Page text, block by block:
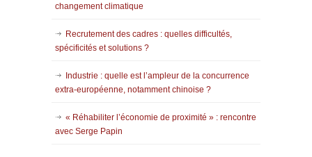
changement climatique
Recrutement des cadres : quelles difficultés,
spécificités et solutions ?
Industrie : quelle est l’ampleur de la concurrence
extra-européenne, notamment chinoise ?
« Réhabiliter l’économie de proximité » : rencontre
avec Serge Papin